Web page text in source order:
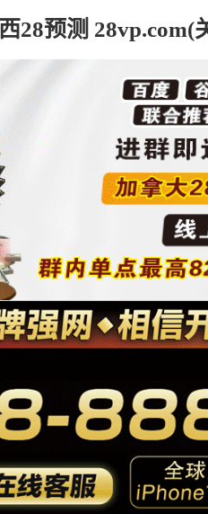
28预测 28vp.com(